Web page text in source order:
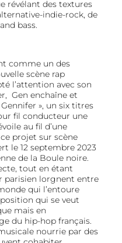
révélant des textures
indie-rock, de
bass.
comme un des
scène rap
l’attention avec son
Gen enchaîne et
», un six titres
fil conducteur une
au fil d’une
projet sur scène
le 12 septembre 2023
de la Boule noire.
tout en étant
parisien lorgnent entre
qui l’entoure
qui se veut
mais en
du hip-hop français.
nourrie par des